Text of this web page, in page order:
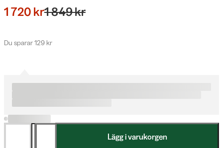
1 720 kr1 849 kr
Du sparar 129 kr
Lägg i varukorgen